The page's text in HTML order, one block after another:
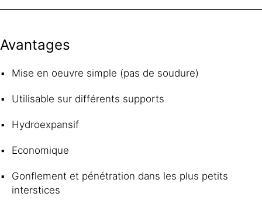
Avantages
Mise en oeuvre simple (pas de soudure)
Utilisable sur différents supports
Hydroexpansif
Economique
Gonflement et pénétration dans les plus petits
interstices